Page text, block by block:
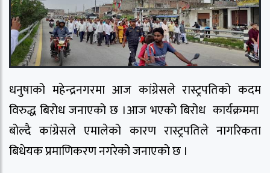
धनुषाको महेन्द्रनगरमा आज कांग्रेसले रास्ट्रपतिको कदम
विरुद्ध बिरोध जनाएको छ ।आज भएको बिरोध कार्यक्रममा
बोल्दै कांग्रेसले एमालेको कारण रास्ट्रपतिले नागरिकता
बिधेयक प्रमाणिकरण नगरेको जनाएको छ ।